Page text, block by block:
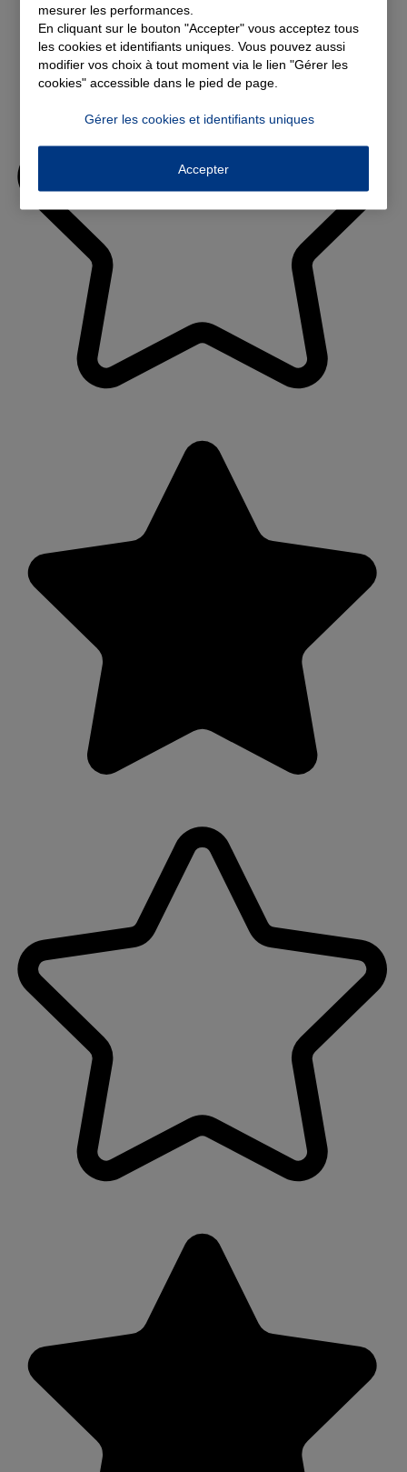
mesurer les performances.
En cliquant sur le bouton "Accepter" vous acceptez tous
les cookies et identifiants uniques. Vous pouvez aussi
modifier vos choix à tout moment via le lien "Gérer les
cookies" accessible dans le pied de page.
Gérer les cookies et identifiants uniques
Accepter